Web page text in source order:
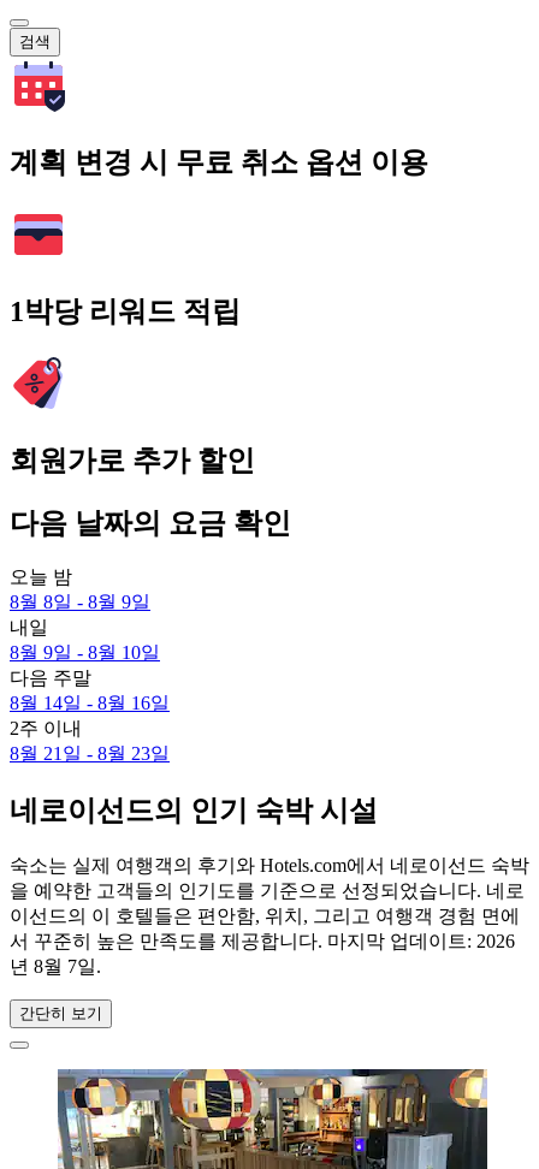
검색
계획 변경 시 무료 취소 옵션 이용
1박당 리워드 적립
회원가로 추가 할인
다음 날짜의 요금 확인
오늘 밤
8월 8일 - 8월 9일
내일
8월 9일 - 8월 10일
다음 주말
8월 14일 - 8월 16일
2주 이내
8월 21일 - 8월 23일
네로이선드의 인기 숙박 시설
숙소는 실제 여행객의 후기와 Hotels.com에서 네로이선드 숙박
을 예약한 고객들의 인기도를 기준으로 선정되었습니다. 네로
이선드의 이 호텔들은 편안함, 위치, 그리고 여행객 경험 면에
서 꾸준히 높은 만족도를 제공합니다. 마지막 업데이트: 2026
년 8월 7일.
간단히 보기